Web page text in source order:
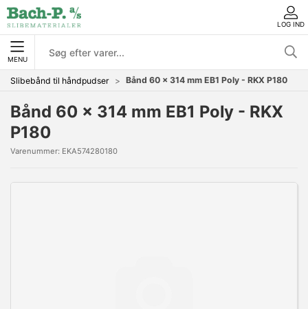
LOG IND
MENU
Slibebånd til håndpudser Bånd 60 x 314 mm EB1 Poly - RKX P180
Bånd 60 x 314 mm EB1 Poly - RKX
P180
Varenummer: EKA574280180